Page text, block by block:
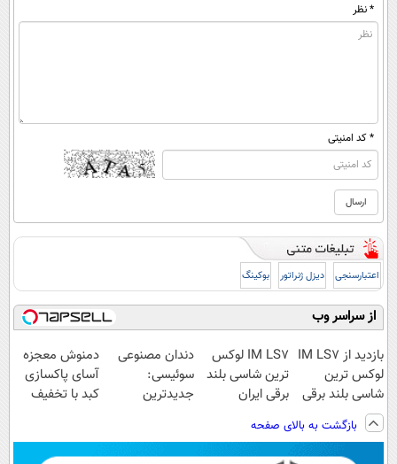
* نظر
* کد امنیتی
اعتبارسنجی دیزل ژنراتور بوکینگ
از سراسر وب
بازدید از IM LS7
لوکس ترین
شاسی بلند برقی
ایران در باشگاه
انقلاب
IM LS7 لوکس
ترین شاسی بلند
برقی ایران
دندان مصنوعی
سوئیسی:
جدیدترین
پرداخت قسطی
دمنوش معجزه
آسای پاکسازی
کبد با تخفیف
بازگشت به بالای صفحه